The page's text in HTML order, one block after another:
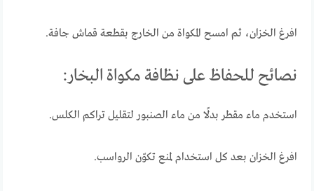
افرغ الخزان، ثم امسح المكواة من الخارج بقطعة قماش جافة.
نصائح للحفاظ على نظافة مكواة البخار:
استخدم ماء مقطر بدلًا من ماء الصنبور لتقليل تراكم الكلس.
افرغ الخزان بعد كل استخدام لمنع تكوّن الرواسب.